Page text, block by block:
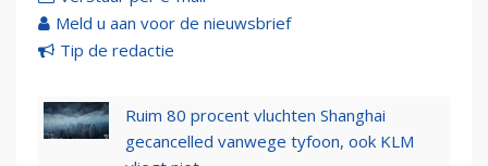
Meld u aan voor de nieuwsbrief
Tip de redactie
Ruim 80 procent vluchten Shanghai
gecancelled vanwege tyfoon, ook KLM